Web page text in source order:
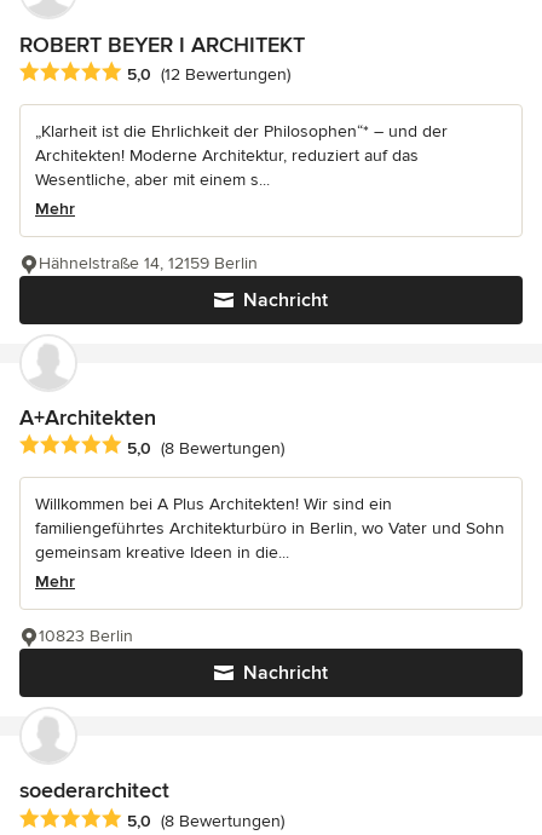
ROBERT BEYER I ARCHITEKT
Durchschnittliche Bewertung: 5 von 5 Sternen
5,0 (12 Bewertungen)
„Klarheit ist die Ehrlichkeit der Philosophen“* – und der
Architekten! Moderne Architektur, reduziert auf das
Wesentliche, aber mit einem s...
Mehr
Nachricht
Hähnelstraße 14, 12159 Berlin
A+Architekten
Durchschnittliche Bewertung: 5 von 5 Sternen
5,0 (8 Bewertungen)
Willkommen bei A Plus Architekten! Wir sind ein
familiengeführtes Architekturbüro in Berlin, wo Vater und Sohn
gemeinsam kreative Ideen in die...
Mehr
Nachricht
10823 Berlin
soederarchitect
Durchschnittliche Bewertung: 5 von 5 Sternen
5,0 (8 Bewertungen)